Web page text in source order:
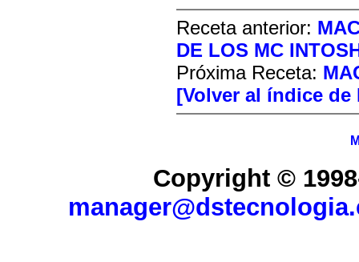
Receta anterior:
DE LOS MC
Próxima Receta:
[Volver al índice de
Copyright ©